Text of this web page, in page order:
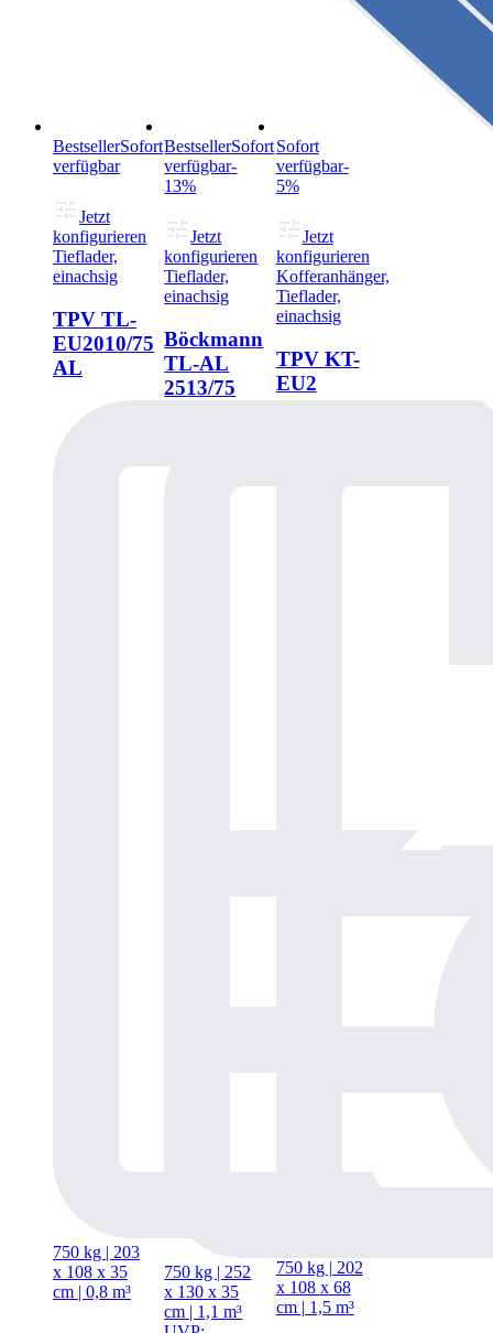
BestsellerSofort
verfügbar
Jetzt
konfigurieren
Tieflader,
einachsig
TPV TL-
EU2010/75
AL
750 kg | 203
x 108 x 35
cm | 0,8 m³
BestsellerSofort
verfügbar-
13%
Jetzt
konfigurieren
Tieflader,
einachsig
Böckmann
TL-AL
2513/75
750 kg | 252
x 130x 35
cm | 1,1 m³
Sofort
verfügbar-
5%
Jetzt
konfigurieren
Kofferanhänger,
Tieflader,
einachsig
TPV KT-
EU2
750 kg | 202
x108 x68
cm | 1,5 m³